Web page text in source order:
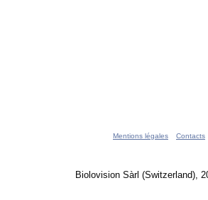
Mentions légales Contacts
Biolovision Sàrl (Switzerland),